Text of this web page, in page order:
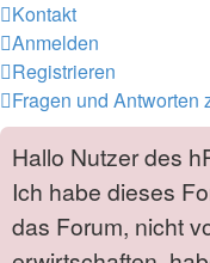
Kontakt
Anmelden
Registrieren
Fragen und Antworten
Hallo Nutzer des
Ich habe dieses
das Forum, nicht